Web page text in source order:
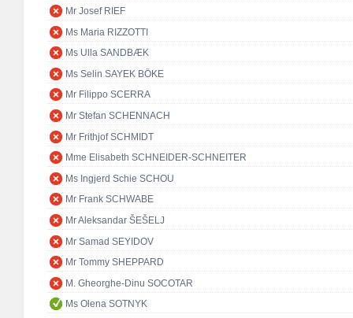
Mr Josef RIEF
Ms Maria RIZZOTTI
Ms Ulla SANDBÆK
Ms Selin SAYEK BÖKE
Mr Filippo SCERRA
Mr Stefan SCHENNACH
Mr Frithjof SCHMIDT
Mme Elisabeth SCHNEIDER-SCHNEITER
Ms Ingjerd Schie SCHOU
Mr Frank SCHWABE
Mr Aleksandar ŠEŠELJ
Mr Samad SEYIDOV
Mr Tommy SHEPPARD
M. Gheorghe-Dinu SOCOTAR
Ms Olena SOTNYK